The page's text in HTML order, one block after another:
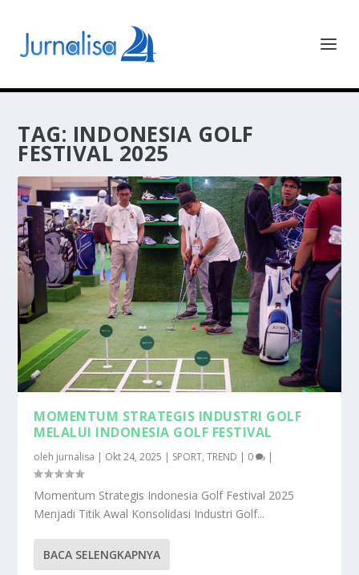
TAG: INDONESIA GOLF
FESTIVAL 2025
MOMENTUM STRATEGIS INDUSTRI GOLF
MELALUI INDONESIA GOLF FESTIVAL
oleh jurnalisa | Okt 24, 2025 | SPORT,TREND | 0 |
Momentum Strategis Indonesia Golf Festival 2025
Menjadi Titik Awal Konsolidasi Industri Golf...
BACA SELENGKAPNYA